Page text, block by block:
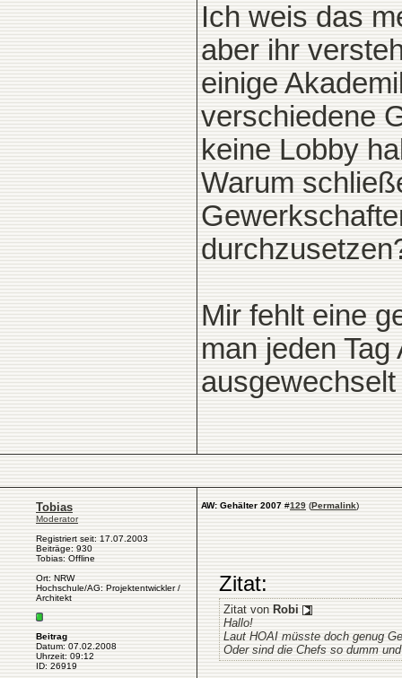
Ich weis das
aber ihr
einige
verschiedene
keine Lobby
Warum
Mir fehlt eine
man jeden
Tobias
Moderator
Registriert seit: 17.07.2003
Beiträge: 930
Tobias: Offline
Ort: NRW
Hochschule/AG: Projektentwickler /
Architekt
Beitrag
Datum: 07.02.2008
Uhrzeit: 09:12
ID: 26919
AW: Gehälter 2007 #129 (Permalink)
Zitat:
Zitat von Robi
Hallo!
Laut HOAI müsste doch genug
Oder sind die Chefs so dumm